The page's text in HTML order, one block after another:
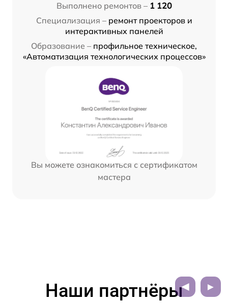
Выполнено ремонтов – 1 120
Специализация – ремонт проекторов и
интерактивных панелей
Образование – профильное техническое,
«Автоматизация технологических процессов»
Вы можете ознакомиться с сертификатом
мастера
Наши партнёры